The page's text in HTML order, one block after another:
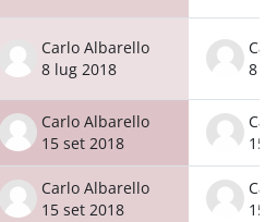
Carlo Albarello
8 lug 2018
8
Carlo Albarello
15 set 2018
15
Carlo Albarello
15 set 2018
15